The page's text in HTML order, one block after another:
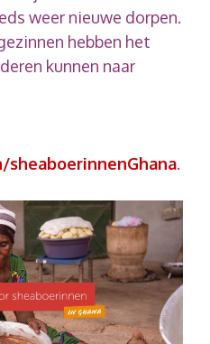
weer nieuwe dorpen.
hebben het
kunnen naar
.